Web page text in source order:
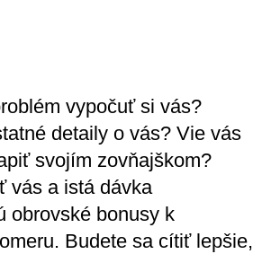
vypočuť si vás?
detaily o vás? Vie vás
svojím zovňajškom?
vás a istá dávka
obrovské bonusy k
Budete sa cítiť lepšie,